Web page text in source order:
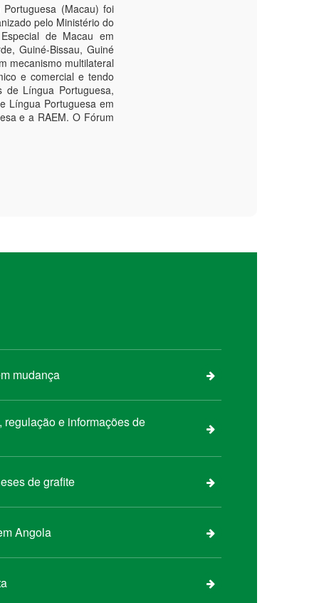
(Macau) foi
pelo Ministério do
de Macau em
Guiné-Bissau, Guiné
mecanismo multilateral
e comercial e tendo
Língua Portuguesa,
Língua Portuguesa em
e a RAEM. O Fórum
mudança
regulação e informações de
de grafite
Angola